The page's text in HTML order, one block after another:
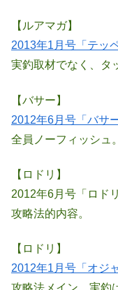
【ルアマガ】
2013年1月号「テッ
実釣取材でなく、タ
【バサー】
2012年6月号「バサ
全員ノーフィッシュ。
【ロドリ】
2012年6月号「ロド
攻略法的内容。
【ロドリ】
2012年1月号「オジ